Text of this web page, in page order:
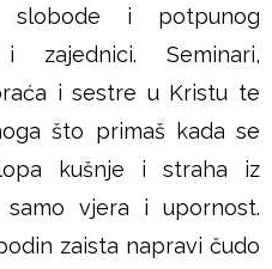
slobode i potpunog
zajednici. Seminari,
i sestre u Kristu te
što primaš kada se
kušnje i straha iz
vjera i upornost.
zaista napravi čudo